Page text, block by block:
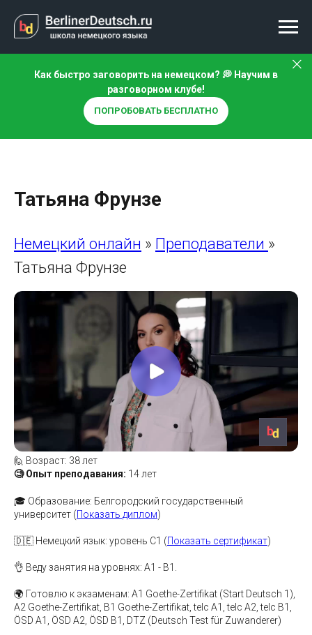
Как быстро заговорить на немецком? 💭 Научим в
разговорном клубе!
ПОПРОБОВАТЬ БЕСПЛАТНО
Татьяна Фрунзе
Немецкий онлайн » Преподаватели »
Татьяна Фрунзе
🙋 Возраст: 38 лет
🧐 Опыт преподавания: 14 лет
🎓 Образование: Белгородский государственный
университет (Показать диплом)
🇩🇪 Немецкий язык: уровень C1 (Показать сертификат)
👌 Веду занятия на уровнях: А1 - В1.
🌍 Готовлю к экзаменам: A1 Goethe-Zertifikat (Start Deutsch 1),
A2 Goethe-Zertifikat, В1 Goethe-Zertifikat, telc A1, telc A2, telc B1,
ÖSD A1, ÖSD A2, ÖSD B1, DTZ (Deutsch Test für Zuwanderer)